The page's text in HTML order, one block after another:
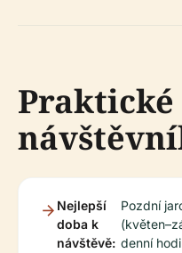
Nejlepší
doba k
návštěvě:
Pozdní
denní